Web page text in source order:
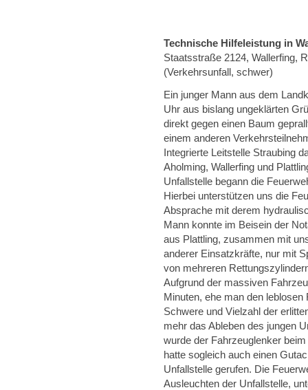
Technische Hilfeleistung in
Staatsstraße 2124, Wallerfing,
(Verkehrsunfall, schwer)
Ein junger Mann aus dem
Uhr aus bislang ungeklärten
direkt gegen einen Baum
einem anderen
Integrierte Leitstelle Straubing
Aholming, Wallerfing und
Unfallstelle begann die
Hierbei unterstützen uns die
Absprache mit derem
Mann konnte im Beisein der
aus Plattling, zusammen mit
anderer Einsatzkräfte, nur mit
von mehreren
Aufgrund der massiven
Minuten, ehe man den
Schwere und Vielzahl der
mehr das Ableben des jungen
wurde der Fahrzeuglenker
hatte sogleich auch einen
Unfallstelle gerufen. Die
Ausleuchten der Unfallstelle,